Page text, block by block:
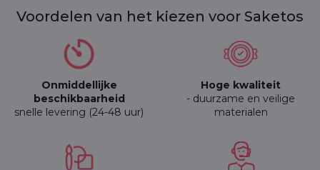
Voordelen van het kiezen voor Saketos
Onmiddellijke
beschikbaarheid
snelle levering (24-48 uur)
Hoge kwaliteit
- duurzame en veilige
materialen